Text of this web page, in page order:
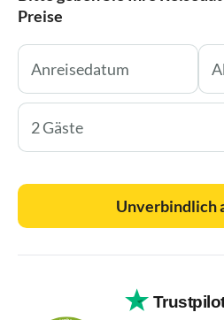
Preise
2 Gäste
Unverbindlich